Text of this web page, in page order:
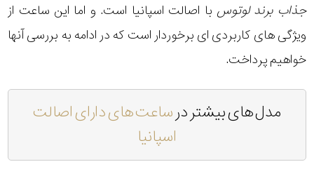
جذاب برند لوتوس با اصالت اسپانیا است. و اما این ساعت از
ویژگی های کاربردی ای برخوردار است که در ادامه به بررسی آنها
خواهیم پرداخت.
مدل های بیشتر درساعت های دارای اصالت
اسپانیا